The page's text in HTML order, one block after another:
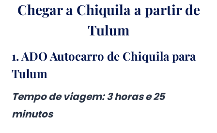
Chegar a Chiquila a partir de
Tulum
1.ADO Autocarro de Chiquila para
Tulum
Tempo de viagem: 3 horas e 25
minutos